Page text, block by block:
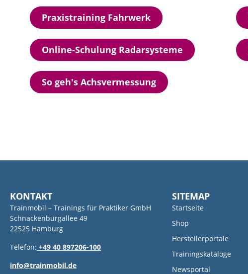
Praxistraining Fahrwerk
Online-Schulung Radarsysteme
So geh's Achsvermessung
KONTAKT
Trainmobil – Trainings für Praktiker GmbH
Schnackenburgallee 49
22525 Hamburg
Telefon: +49 40 897206-100
info@trainmobil.de
SITEMAP
Startseite
Shop
Herstellerportale
Trainingskataloge
Newsportal